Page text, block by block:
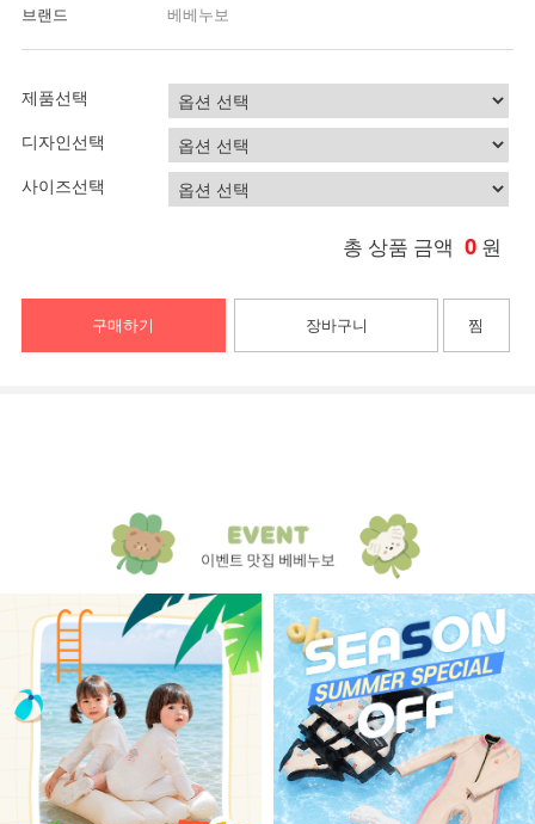
브랜드
베베누보
제품선택
디자인선택
사이즈선택
총 상품 금액 0 원
구매하기 장바구니 찜